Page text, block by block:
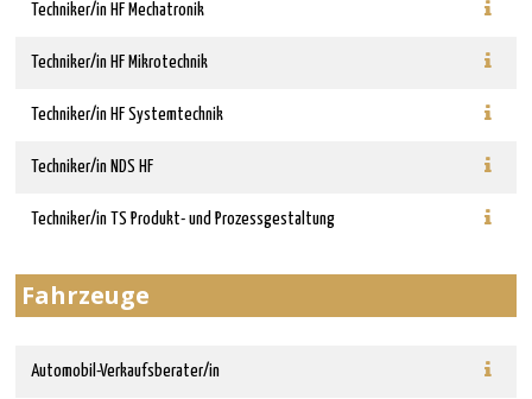
Techniker/in HF Mechatronik
Techniker/in HF Mikrotechnik
Techniker/in HF Systemtechnik
Techniker/in NDS HF
Techniker/in TS Produkt- und Prozessgestaltung
Fahrzeuge
Automobil-Verkaufsberater/in